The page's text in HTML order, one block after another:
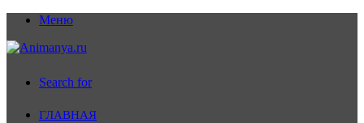
Меню
Search for
ГЛАВНАЯ